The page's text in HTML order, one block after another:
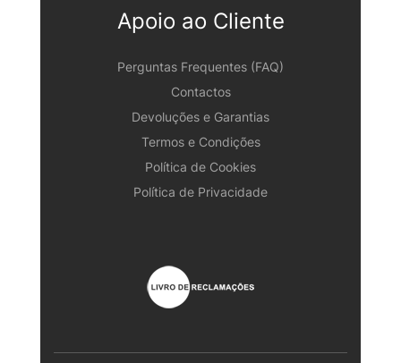
Apoio ao Cliente
Perguntas Frequentes (FAQ)
Contactos
Devoluções e Garantias
Termos e Condições
Política de Cookies
Política de Privacidade